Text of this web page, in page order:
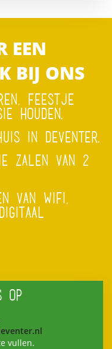
EEN
BIJ ONS
FEESTJE
HOUDEN.
IN DEVENTER.
ZALEN VAN 2
VAN WIFI,
OP
vullen.